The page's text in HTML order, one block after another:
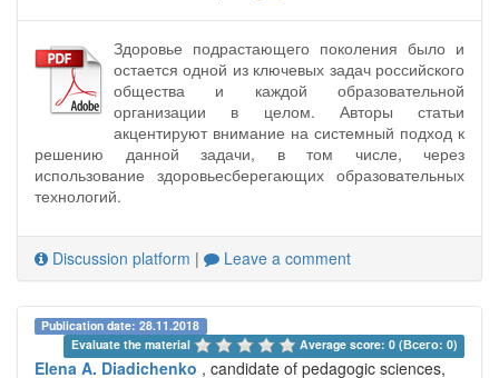
Здоровье подрастающего поколения было и
остается одной из ключевых задач российского
общества и каждой образовательной
организации в целом. Авторы статьи
акцентируют внимание на системный подход к
решению данной задачи, в том числе, через
использование здоровьесберегающих образовательных
технологий.
Discussion platform | Leave a comment
Publication date: 28.11.2018
Evaluate the material
Average score: 0 (Всего: 0)
Elena A. Diadichenko , candidate of pedagogic sciences,